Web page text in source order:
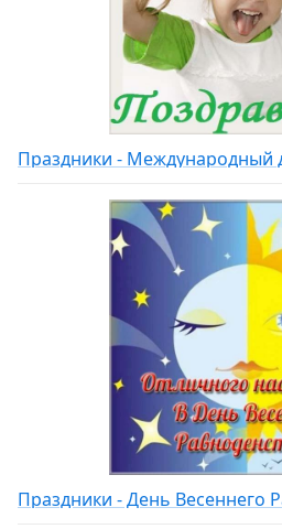
Праздники - Международный
Праздники - День Весеннего